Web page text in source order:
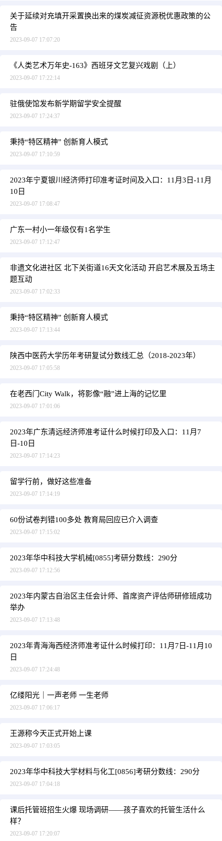
关于延续对充填开采置换出来的煤炭减征资源税优惠政策的公
告
2023-09-07 17:07:20
《人类艺术万年史-163》西班牙文艺复兴戏剧（上）
2023-09-07 17:22:14
驻俄使馆发布新学期留学安全提醒
2023-09-07 17:24:37
秉持“特区精神” 创新育人模式
2023-09-07 17:10:59
2023年宁夏银川经济师打印准考证时间及入口：11月3日-11月
10日
2023-09-07 17:08:47
广东一村小一年级仅有1名学生
2023-09-07 17:12:47
非遗文化进社区 北下关街道16天文化活动 开启艺术展及五场主
题互动
2023-09-07 17:02:33
秉持“特区精神” 创新育人模式
2023-09-07 17:13:44
陕西中医药大学历年考研复试分数线汇总（2018-2023年）
2023-09-07 17:05:58
在老西门City Walk，将影像“融”进上海的记忆里
2023-09-07 17:01:06
2023年广东清远经济师准考证什么时候打印及入口：11月7
日-10日
2023-09-07 17:14:23
留学行前，做好这些准备
2023-09-07 17:14:19
60份试卷判错100多处 教育局回应已介入调查
2023-09-07 17:15:02
2023年华中科技大学机械[0855]考研分数线：290分
2023-09-07 17:12:56
2023年内蒙古自治区主任会计师、首席资产评估师研修班成功
举办
2023-09-07 17:13:48
2023年青海海西经济师准考证什么时候打印：11月7日-11月10
日
2023-09-07 17:24:48
亿缕阳光｜一声老师 一生老师
2023-09-07 17:06:17
王源称今天正式开始上课
2023-09-07 17:03:05
2023年华中科技大学材料与化工[0856]考研分数线：290分
2023-09-07 17:04:18
课后托管班招生火爆 现场调研——孩子喜欢的托管生活什么
样？
2023-09-07 17:20:07